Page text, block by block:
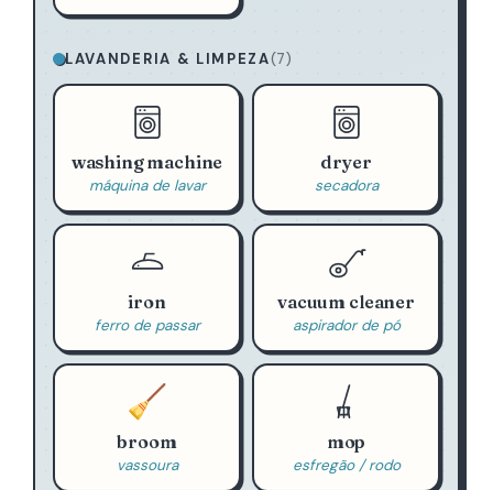
LAVANDERIA & LIMPEZA(7)
washing machine
máquina de lavar
dryer
secadora
iron
ferro de passar
vacuum cleaner
aspirador de pó
🧹
broom
vassoura
mop
esfregão / rodo